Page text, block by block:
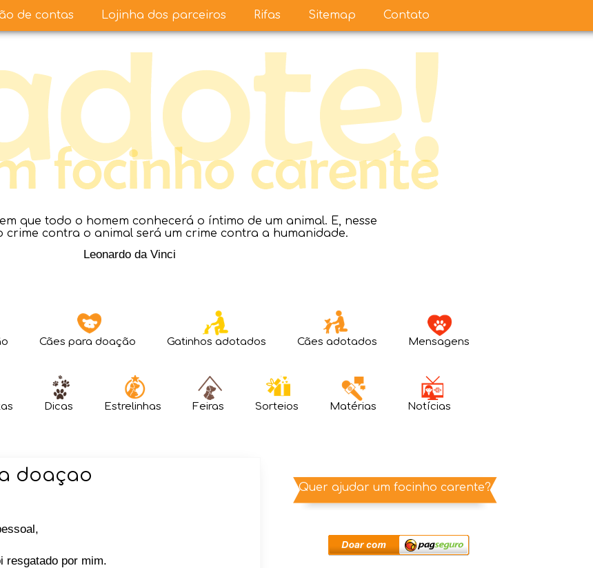
que todo o homem conhecerá o íntimo de um animal. E, nesse
crime contra o animal será um crime contra a humanidade.
Leonardo da Vinci
Cães para doação Gatinhos adotados Cães adotados Mensagens
Dicas Estrelinhas Feiras Sorteios Matérias Notícias
doaçao
resgatado por mim.
de contas Lojinha dos parceiros Rifas Sitemap Contato
Quer ajudar um focinho carente?